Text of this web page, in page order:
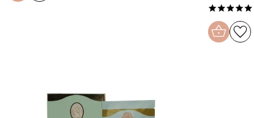
*****